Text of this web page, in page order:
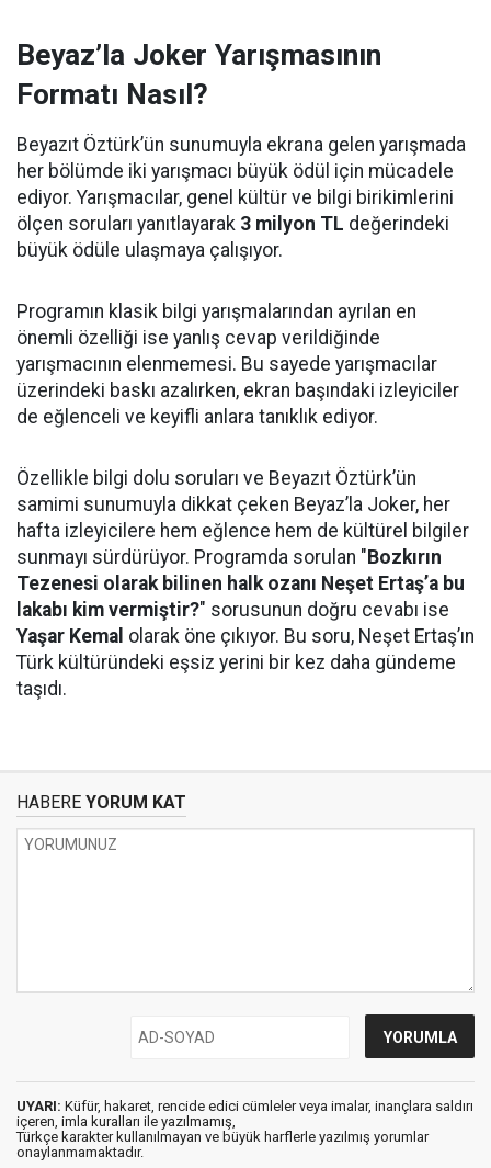
Beyaz’la Joker Yarışmasının
Formatı Nasıl?
Beyazıt Öztürk’ün sunumuyla ekrana gelen yarışmada
her bölümde iki yarışmacı büyük ödül için mücadele
ediyor. Yarışmacılar, genel kültür ve bilgi birikimlerini
ölçen soruları yanıtlayarak 3 milyon TL değerindeki
büyük ödüle ulaşmaya çalışıyor.
Programın klasik bilgi yarışmalarından ayrılan en
önemli özelliği ise yanlış cevap verildiğinde
yarışmacının elenmemesi. Bu sayede yarışmacılar
üzerindeki baskı azalırken, ekran başındaki izleyiciler
de eğlenceli ve keyifli anlara tanıklık ediyor.
Özellikle bilgi dolu soruları ve Beyazıt Öztürk’ün
samimi sunumuyla dikkat çeken Beyaz’la Joker, her
hafta izleyicilere hem eğlence hem de kültürel bilgiler
sunmayı sürdürüyor. Programda sorulan " Bozkırın
Tezenesi olarak bilinen halk ozanı Neşet Ertaş’a bu
lakabı kim vermiştir?" sorusunun doğru cevabı ise
Yaşar Kemal olarak öne çıkıyor. Bu soru, Neşet Ertaş’ın
Türk kültüründeki eşsiz yerini bir kez daha gündeme
taşıdı.
HABERE YORUM KAT
UYARI: Küfür, hakaret, rencide edici cümleler veya imalar, inançlara saldırı
içeren, imla kuralları ile yazılmamış,
Türkçe karakter kullanılmayan ve büyük harflerle yazılmış yorumlar
onaylanmamaktadır.